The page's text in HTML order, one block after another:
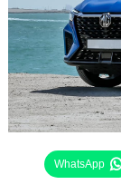
WhatsApp